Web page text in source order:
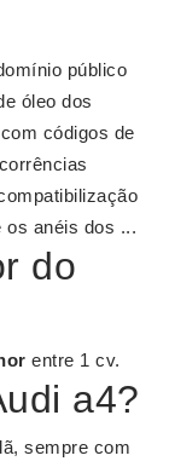
público
óleo dos
códigos de
os anéis dos ...
do
entre 1 cv.
a4?
sempre com